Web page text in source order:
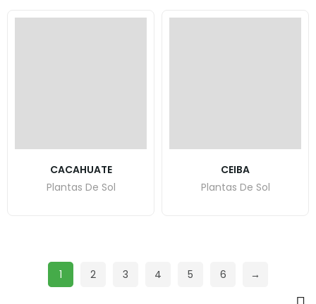
CACAHUATE
Plantas De Sol
CEIBA
Plantas De Sol
1 2 3 4 5 6 →